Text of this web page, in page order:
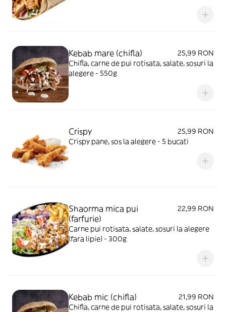
Kebab mare (chifla)
25,99 RON
Chifla, carne de pui rotisata, salate, sosuri la
alegere - 550g
Crispy
25,99 RON
Crispy pane, sos la alegere - 5 bucati
Shaorma mica pui
(farfurie)
22,99 RON
Carne pui rotisata, salate, sosuri la alegere
(fara lipie) - 300g
Kebab mic (chifla)
21,99 RON
Chifla, carne de pui rotisata, salate, sosuri la